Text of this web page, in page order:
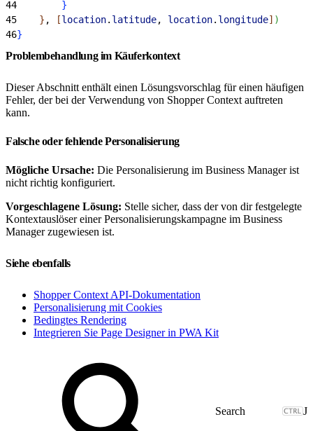
44
}
45
} , [location. latitude, location. longitude] )
46}
Problembehandlung im Käuferkontext
Dieser Abschnitt enthält einen Lösungsvorschlag für einen häufigen
Fehler, der bei der Verwendung von Shopper Context auftreten
kann.
Falsche oder fehlende Personalisierung
Mögliche Ursache: Die Personalisierung im Business Manager ist
nicht richtig konfiguriert.
Vorgeschlagene Lösung: Stelle sicher, dass der von dir festgelegte
Kontextauslöser einer Personalisierungskampagne im Business
Manager zugewiesen ist.
Siehe ebenfalls
Shopper Context API-Dokumentation
Personalisierung mit Cookies
Bedingtes Rendering
Integrieren Sie Page Designer in PWA Kit
J